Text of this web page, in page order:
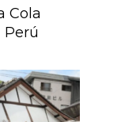
Cola
Perú